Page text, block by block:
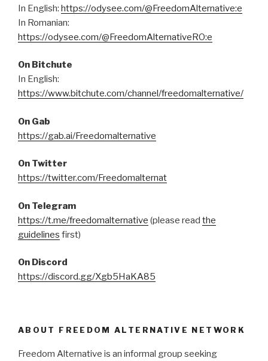
In English: https://odysee.com/@FreedomAlternative:e
In Romanian:
https://odysee.com/@FreedomAlternativeRO:e
On Bitchute
In English:
https://www.bitchute.com/channel/freedomalternative/
On Gab
https://gab.ai/Freedomalternative
On Twitter
https://twitter.com/Freedomalternat
On Telegram
https://t.me/freedomalternative (please read the
guidelines first)
On Discord
https://discord.gg/Xgb5HaKA85
ABOUT FREEDOM ALTERNATIVE NETWORK
Freedom Alternative is an informal group seeking